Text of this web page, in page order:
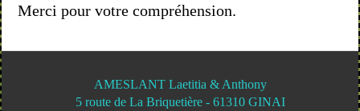
Merci pour votre compréhension.
AMESLANT Laetitia & Anthony
5 route de La Briquetière - 61310 GINAI